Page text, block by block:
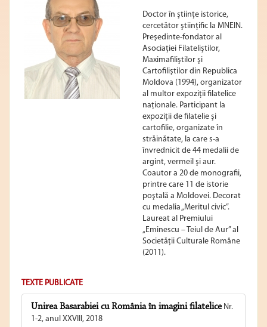
Doctor în ştiinţe istorice,
cercetător ştiinţific la MNEIN.
Preşedinte-fondator al
Asociaţiei Filateliştilor,
Maximafiliştilor şi
Cartofiliştilor din Republica
Moldova (1994), organizator
al multor expoziţii filatelice
naţionale. Participant la
expoziţii de filatelie şi
cartofilie, organizate în
străinătate, la care s-a
învrednicit de 44 medalii de
argint, vermeil şi aur.
Coautor a 20 de monografii,
printre care 11 de istorie
poştală a Moldovei. Decorat
cu medalia „Meritul civic”.
Laureat al Premiului
„Eminescu – Teiul de Aur” al
Societăţii Culturale Române
(2011).
TEXTE PUBLICATE
Unirea Basarabiei cu România în imagini filateliceNr.
1-2, anul XXVIII, 2018